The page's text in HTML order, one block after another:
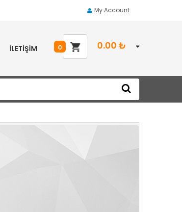
My Account
İLETIŞIM 0.00 ₺
0